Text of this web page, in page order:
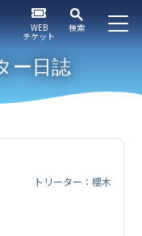
WEB
チケット
検索
ー日誌
トリーター：櫻木